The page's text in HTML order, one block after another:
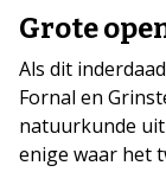
Grote
Als dit
Fornal en
natuurkunde
enige waar het